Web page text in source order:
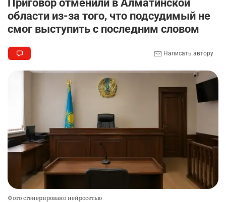
Приговор отменили в Алматинской
области из-за того, что подсудимый не
смог выступить с последним словом
Написать автору
Фото сгенерировано нейросетью